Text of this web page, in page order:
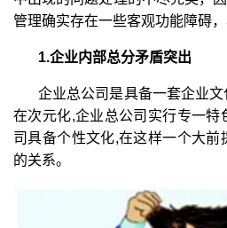
管理确实存在一些客观功能障碍，
1.企业内部总分矛盾突出
企业总公司是具备一套企业
在次元化,企业总公司实行专一特
司具备个性文化,在这样一个大前
的关系。